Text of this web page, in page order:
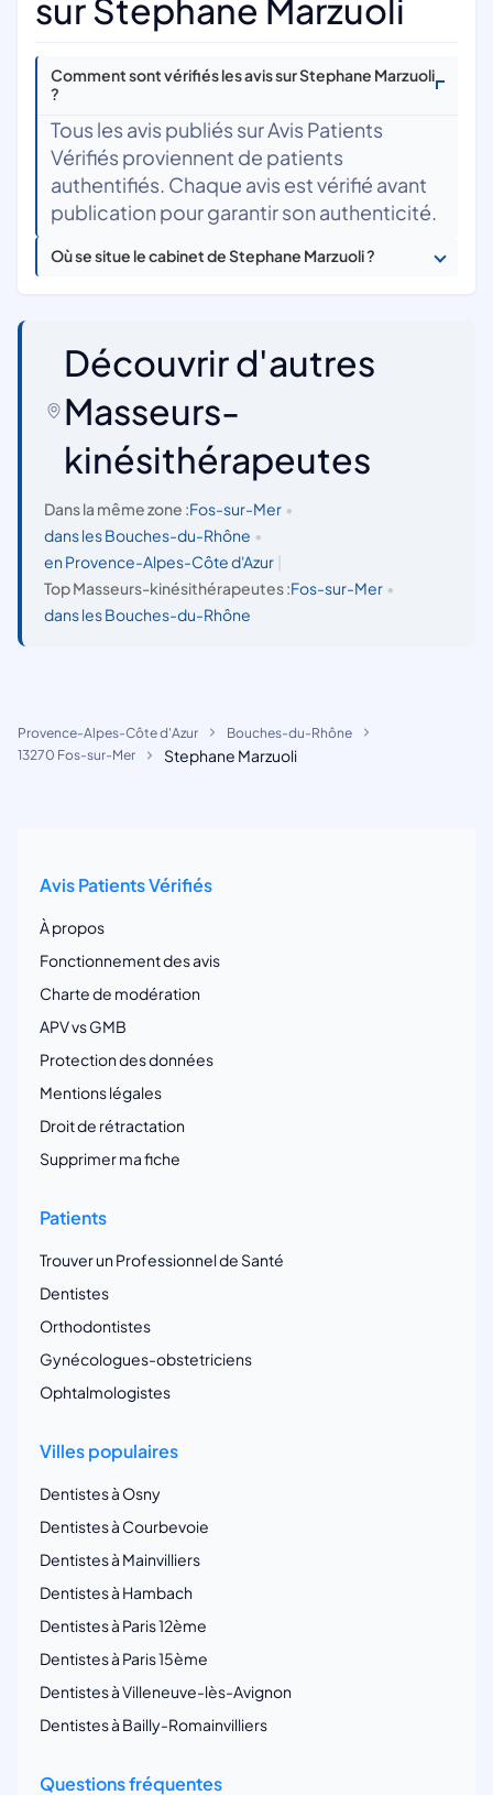
sur Stephane Marzuoli
Comment sont vérifiés les avis sur Stephane Marzuoli
?
Tous les avis publiés sur Avis Patients
Vérifiés proviennent de patients
authentifiés. Chaque avis est vérifié avant
publication pour garantir son authenticité.
Où se situe le cabinet de Stephane Marzuoli ?
Découvrir d'autres
Masseurs-
kinésithérapeutes
Dans la même zone :Fos-sur-Mer •
dans les Bouches-du-Rhône •
en Provence-Alpes-Côte d'Azur
Top Masseurs-kinésithérapeutes :Fos-sur-Mer •
dans les Bouches-du-Rhône
Provence-Alpes-Côte d'Azur
Bouches-du-Rhône
13270 Fos-sur-Mer
Stephane Marzuoli
Avis Patients Vérifiés
À propos
Fonctionnement des avis
Charte de modération
APV vs GMB
Protection des données
Mentions légales
Droit de rétractation
Supprimer ma fiche
Patients
Trouver un Professionnel de Santé
Dentistes
Orthodontistes
Gynécologues-obstetriciens
Ophtalmologistes
Villes populaires
Dentistes à Osny
Dentistes à Courbevoie
Dentistes à Mainvilliers
Dentistes à Hambach
Dentistes à Paris 12ème
Dentistes à Paris 15ème
Dentistes à Villeneuve-lès-Avignon
Dentistes à Bailly-Romainvilliers
Questions fréquentes